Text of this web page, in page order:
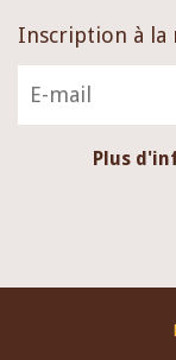
Inscription à la
Plus